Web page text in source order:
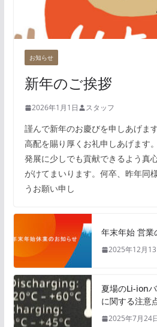
お知らせ
新年のご挨拶
2026年1月1日 スタッフ
謹んで新年のお慶びを申しあげま
高配を賜り厚くお礼申しあげます
発展に少しでも貢献できるよう真
がけてまいります。何卒、昨年同
うお願い申し
年末年始 営業
2025年12月13
夏場のLi-ion
に関する注意
2025年7月24